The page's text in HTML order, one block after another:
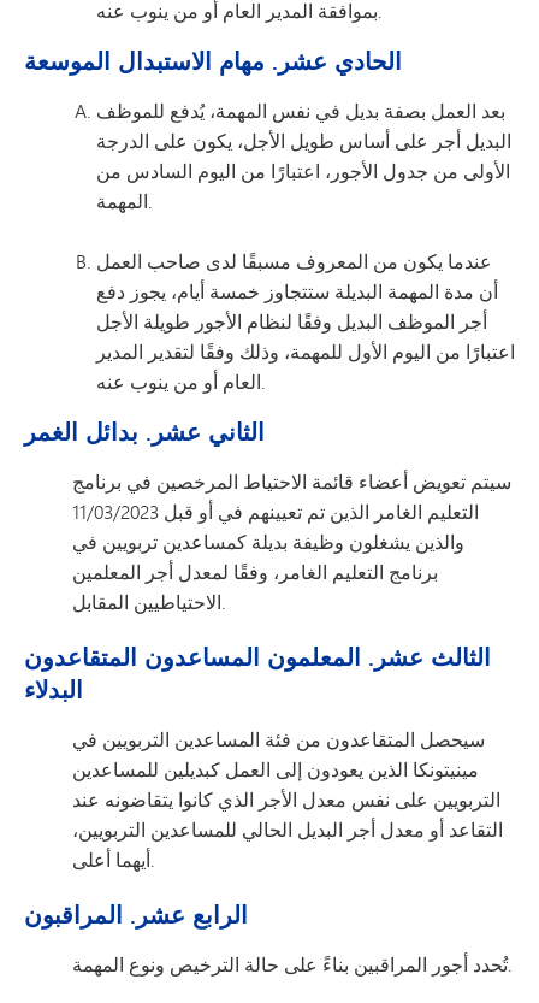
بموافقة المدير العام أو من ينوب عنه.
الحادي عشر. مهام الاستبدال الموسعة
بعد العمل بصفة بديل في نفس المهمة، يُدفع للموظف
البديل أجر على أساس طويل الأجل، يكون على الدرجة
الأولى من جدول الأجور، اعتبارًا من اليوم السادس من
المهمة.
عندما يكون من المعروف مسبقًا لدى صاحب العمل
أن مدة المهمة البديلة ستتجاوز خمسة أيام، يجوز دفع
أجر الموظف البديل وفقًا لنظام الأجور طويلة الأجل
اعتبارًا من اليوم الأول للمهمة، وذلك وفقًا لتقدير المدير
العام أو من ينوب عنه.
الثاني عشر. بدائل الغمر
سيتم تعويض أعضاء قائمة الاحتياط المرخصين في برنامج
التعليم الغامر الذين تم تعيينهم في أو قبل 11/03/2023
والذين يشغلون وظيفة بديلة كمساعدين تربويين في
برنامج التعليم الغامر، وفقًا لمعدل أجر المعلمين
الاحتياطيين المقابل.
الثالث عشر. المعلمون المساعدون المتقاعدون
البدلاء
سيحصل المتقاعدون من فئة المساعدين التربويين في
مينيتونكا الذين يعودون إلى العمل كبديلين للمساعدين
التربويين على نفس معدل الأجر الذي كانوا يتقاضونه عند
التقاعد أو معدل أجر البديل الحالي للمساعدين التربويين،
أيهما أعلى.
الرابع عشر. المراقبون
تُحدد أجور المراقبين بناءً على حالة الترخيص ونوع المهمة.